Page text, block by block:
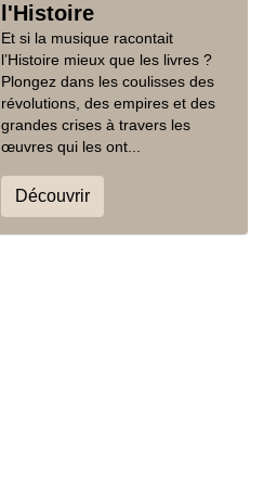
l'Histoire
Et si la musique racontait
l’Histoire mieux que les livres ?
Plongez dans les coulisses des
révolutions, des empires et des
grandes crises à travers les
œuvres qui les ont...
Découvrir